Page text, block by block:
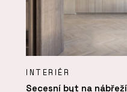
INTERIÉR
Secesní byt na nábřeží